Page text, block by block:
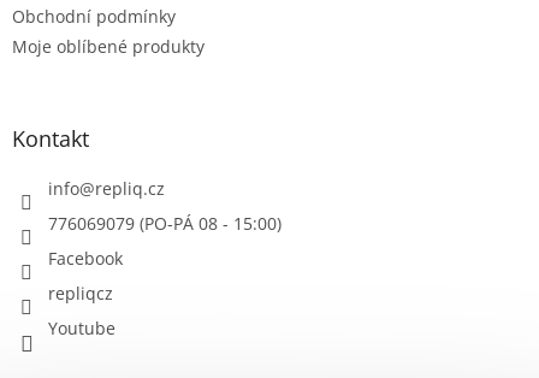
Obchodní podmínky
Moje oblíbené produkty
Kontakt
info@repliq.cz
776069079 (PO-PÁ 08 - 15:00)
Facebook
repliqcz
Youtube